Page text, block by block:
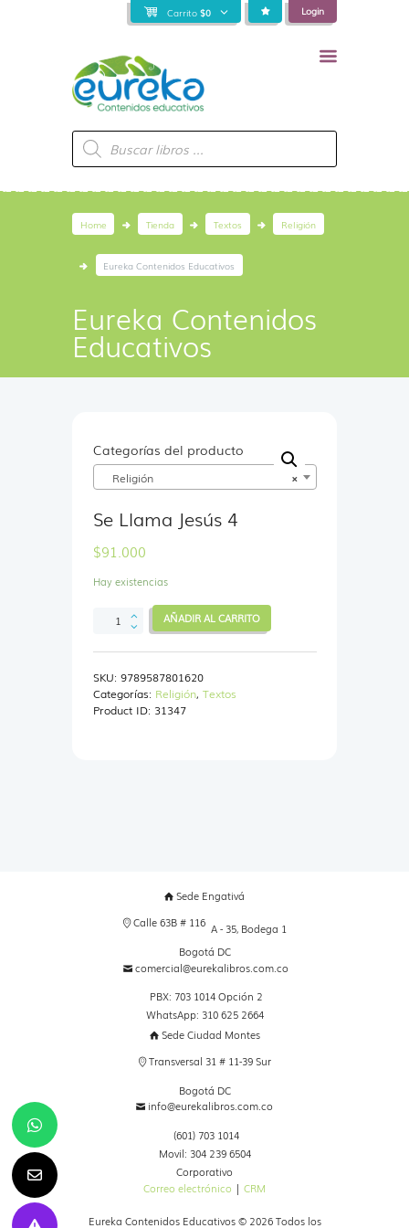
Carrito $0 Login
Búsqueda
de
productos
Home Tienda Textos Religión
Eureka Contenidos Educativos
Eureka Contenidos
Educativos
Categorías del producto
×
Religión
Se Llama Jesús 4
$91.000
Hay existencias
Jesús
cantidad
AÑADIR AL CARRITO
SKU: 9789587801620
Categorías: Religión, Textos
Product ID: 31347
Sede Engativá
Calle 63B # 116 A - 35, Bodega 1
Bogotá DC
comercial@eurekalibros.com.co
PBX: 703 1014 Opción 2
WhatsApp: 310 625 2664
Sede Ciudad Montes
Transversal 31 # 11-39 Sur
Bogotá DC
info@eurekalibros.com.co
(601) 703 1014
Movil: 304 239 6504
Corporativo
Correo electrónico | CRM
Eureka Contenidos Educativos © 2026 Todos los